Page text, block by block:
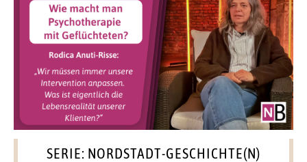
SERIE: NORDSTADT-GESCHICHTE(N)